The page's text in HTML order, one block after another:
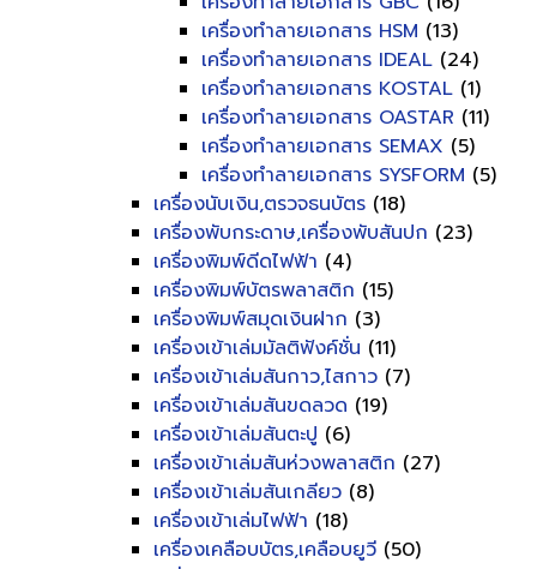
เครื่องทำลายเอกสาร HSM (13)
เครื่องทำลายเอกสาร IDEAL (24)
เครื่องทำลายเอกสาร KOSTAL (1)
เครื่องทำลายเอกสาร OASTAR (11)
เครื่องทำลายเอกสาร SEMAX (5)
เครื่องทำลายเอกสาร SYSFORM (5)
เครื่องนับเงิน,ตรวจธนบัตร (18)
เครื่องพับกระดาษ,เครื่องพับสันปก (23)
เครื่องพิมพ์ดีดไฟฟ้า (4)
เครื่องพิมพ์บัตรพลาสติก (15)
เครื่องพิมพ์สมุดเงินฝาก (3)
เครื่องเข้าเล่มมัลติฟังค์ชั่น (11)
เครื่องเข้าเล่มสันกาว,ไสกาว (7)
เครื่องเข้าเล่มสันขดลวด (19)
เครื่องเข้าเล่มสันตะปู (6)
เครื่องเข้าเล่มสันห่วงพลาสติก (27)
เครื่องเข้าเล่มสันเกลียว (8)
เครื่องเข้าเล่มไฟฟ้า (18)
เครื่องเคลือบบัตร,เคลือบยูวี (50)